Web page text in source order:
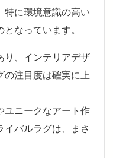
特に環境意識の高い
なっています。
り、インテリアデザ
の注目度は確実に上
ユニークなアート作
イバルラグは、まさ